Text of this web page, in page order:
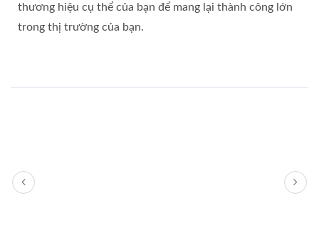
thương hiệu cụ thể của bạn để mang lại thành công lớn
trong thị trường của bạn.